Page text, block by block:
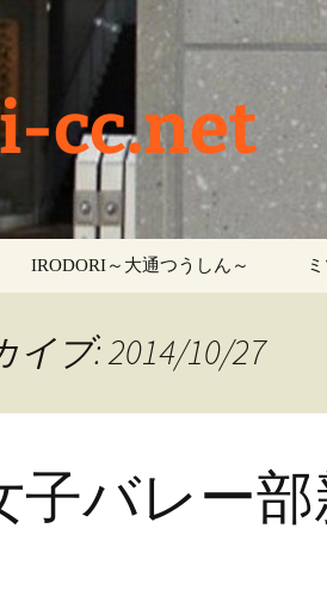
cc.net
IRODORI～大通つうしん～ ‎
ブ: 2014/10/27
子バレー